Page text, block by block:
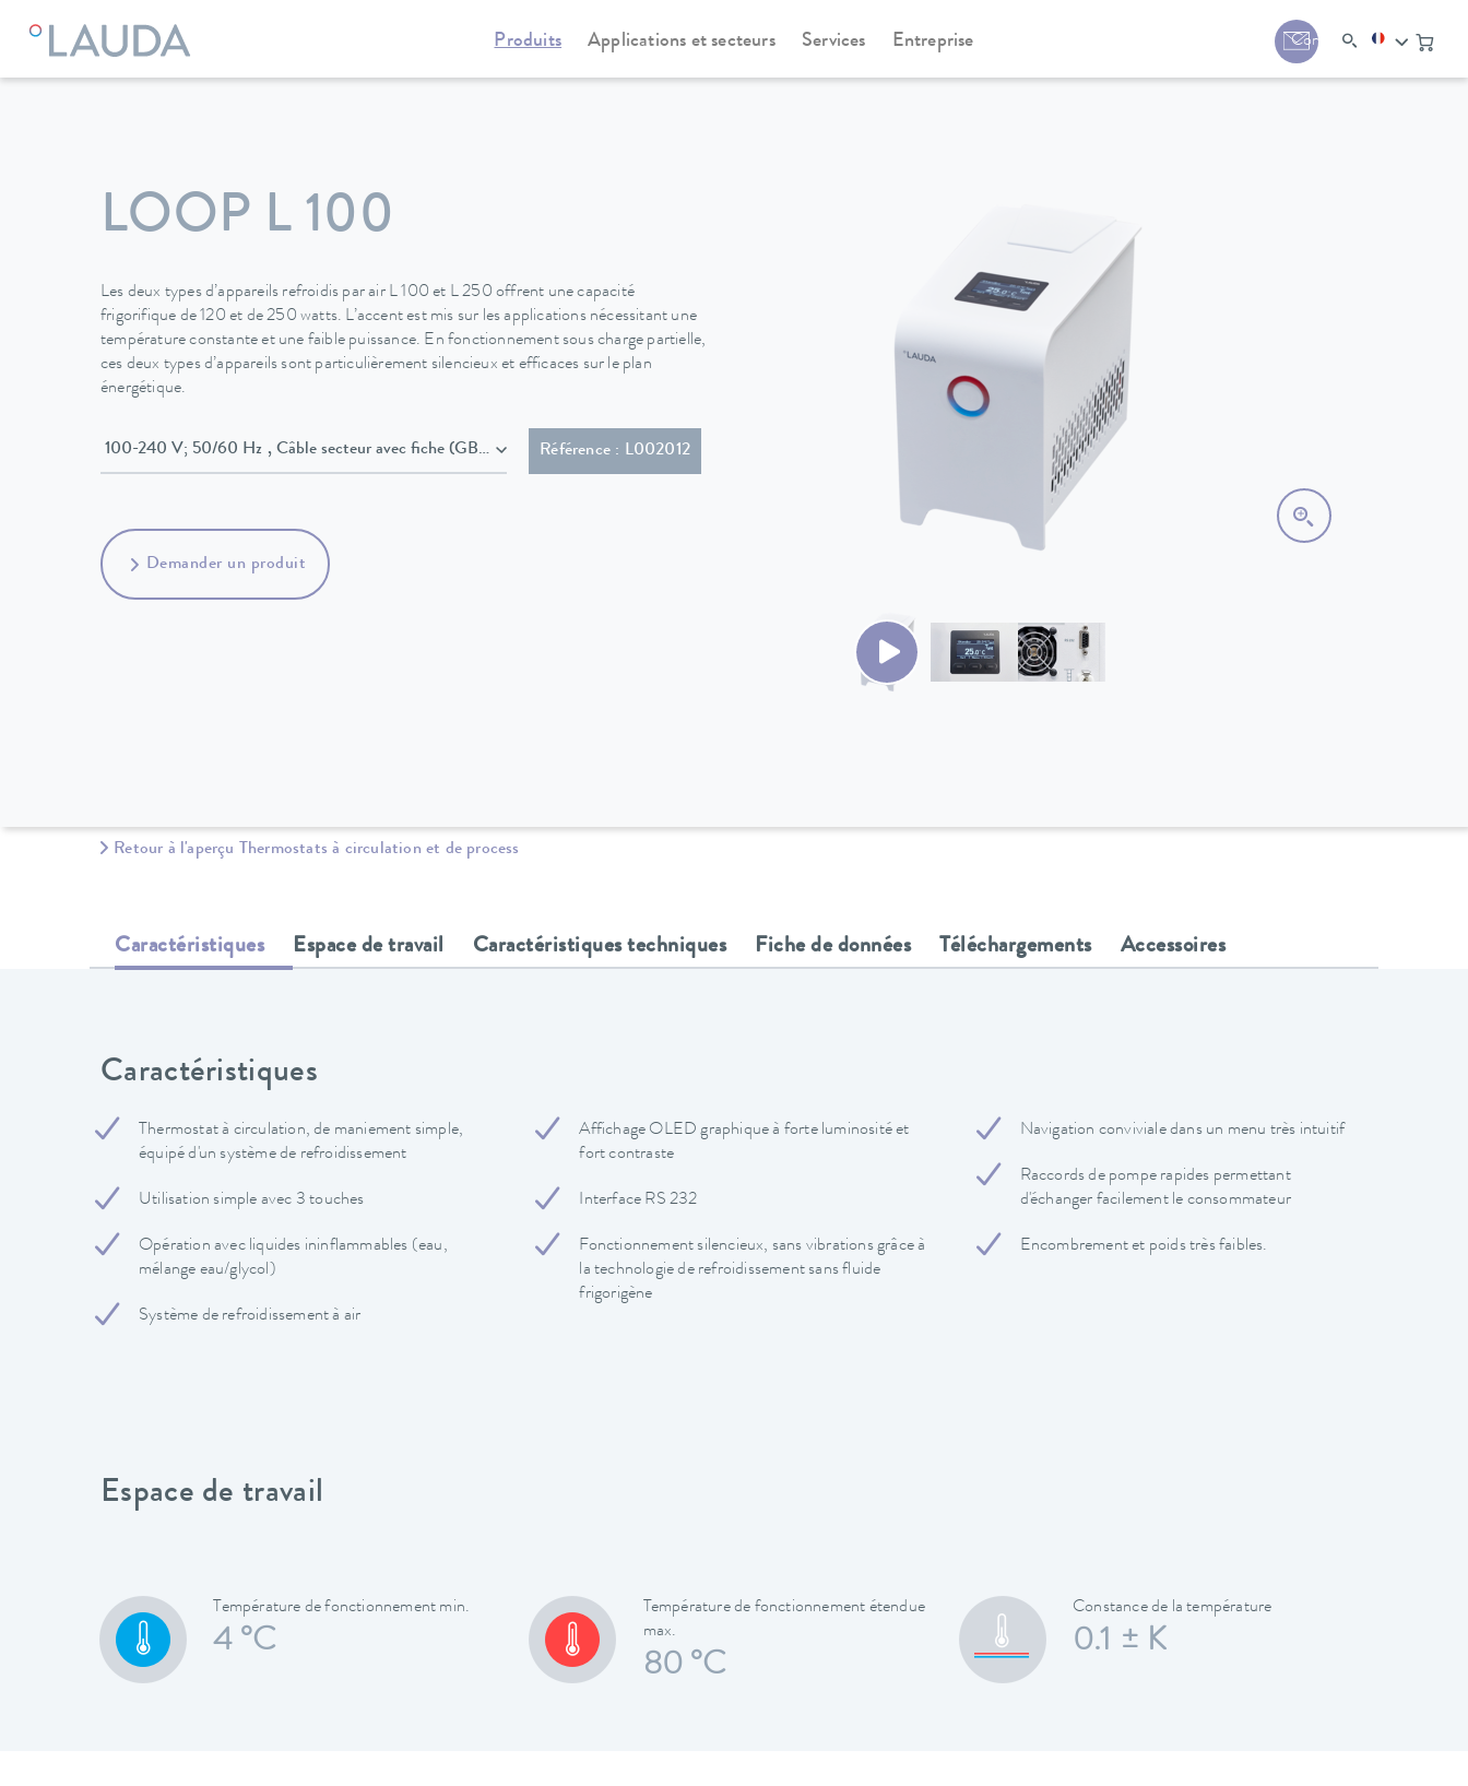
Produits Applications et secteurs Services Entreprise Contact
LAUDA Appareils de thermorégulation Thermostats à circulation et de process LOOP
LOOP L 100
Les deux types d’appareils refroidis par air L 100 et L 250 offrent une capacité
frigorifique de 120 et de 250 watts. L’accent est mis sur les applications nécessitant une
température constante et une faible puissance. En fonctionnement sous charge partielle,
ces deux types d’appareils sont particulièrement silencieux et efficaces sur le plan
énergétique.
100-240 V; 50/60 Hz , Câble secteur avec fiche (GB2099, 15934)Référence : L002012
Demander un produit
Retour à l'aperçu Thermostats à circulation et de process
Caractéristiques Espace de travail Caractéristiques techniques Fiche de données Téléchargements Accessoires
Caractéristiques
Thermostat à circulation, de maniement simple,
équipé d'un système de refroidissement
Utilisation simple avec 3 touches
Opération avec liquides ininflammables (eau,
mélange eau/glycol)
Système de refroidissement à air
Affichage OLED graphique à forte luminosité et
fort contraste
Interface RS 232
Fonctionnement silencieux, sans vibrations grâce à
la technologie de refroidissement sans fluide
frigorigène
Navigation conviviale dans un menu très intuitif
Raccords de pompe rapides permettant
d'échanger facilement le consommateur
Encombrement et poids très faibles.
Espace de travail
Température de fonctionnement min.
4 °C
Température de fonctionnement étendue
max.
80 °C
Constance de la température
0.1 ± K